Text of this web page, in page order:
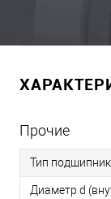
Прочие
Тип
Диаметр d